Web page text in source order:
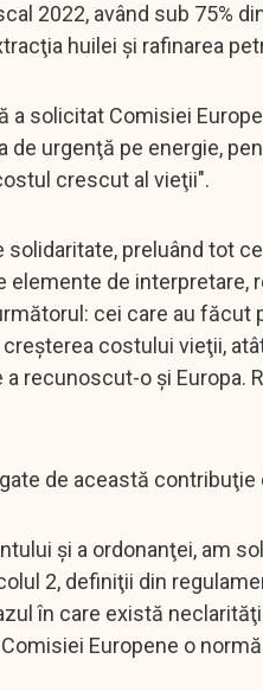
2022, având sub 75%
huilei şi rafinarea
a solicitat Comisiei
urgenţă pe energie,
crescut al vieţii".
preluând tot
de interpretare,
cei care au făcut
costului vieţii,
recunoscut-o şi Europa.
de această contribuţie
şi a ordonanţei, am
2, definiţii din
în care există
Europene o